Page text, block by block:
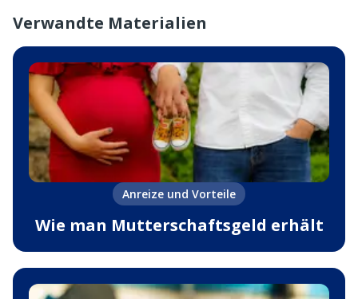
Verwandte Materialien
Anreize und Vorteile
Wie man Mutterschaftsgeld erhält